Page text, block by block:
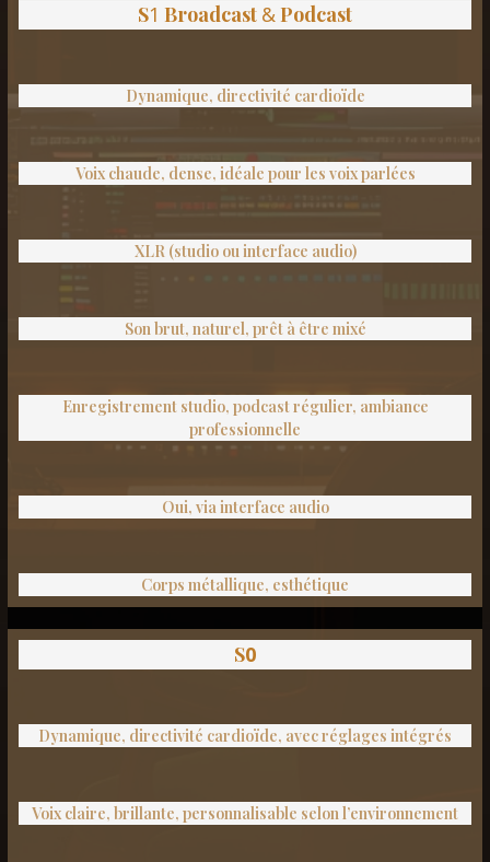
S1 Broadcast &Podcast
Dynamique, directivité cardioïde
Voix chaude, dense, idéale pour les voix parlées
XLR (studio ou interface audio)
Son brut, naturel, prêt à être mixé
Enregistrement studio, podcast régulier, ambiance
professionnelle
Oui, via interface audio
Corps métallique, esthétique
S0
Dynamique, directivité cardioïde, avec réglages intégrés
Voix claire, brillante, personnalisable selon l’environnement